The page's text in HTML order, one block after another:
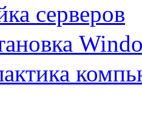
серверов